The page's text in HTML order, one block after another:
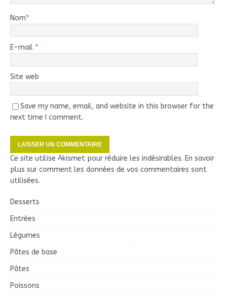
Nom*
E-mail *
Site web
Save my name, email, and website in this browser for the
next time I comment.
Ce site utilise Akismet pour réduire les indésirables. En savoir
plus sur comment les données de vos commentaires sont
utilisées.
Desserts
Entrées
Légumes
Pâtes de base
Pâtes
Poissons